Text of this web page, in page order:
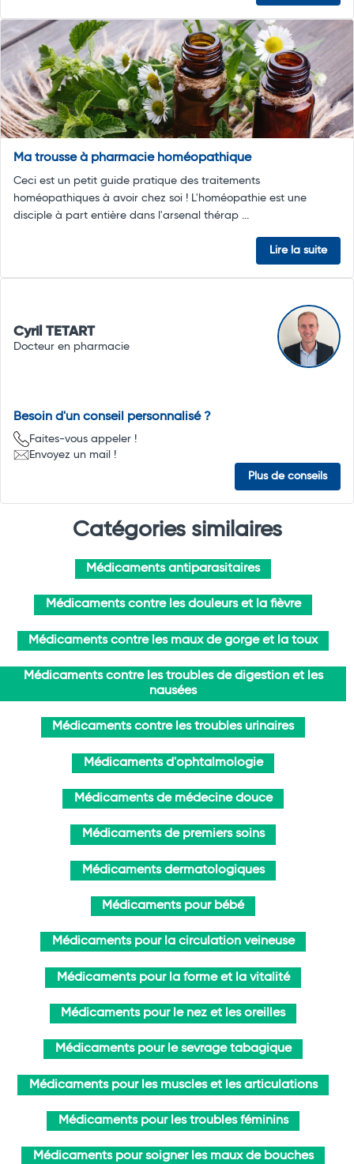
Ma trousse à pharmacie homéopathique
Ceci est un petit guide pratique des traitements
homéopathiques à avoir chez soi ! L'homéopathie est une
disciple à part entière dans l'arsenal thérap ...
Lire la suite
Cyril TETART
Docteur en pharmacie
Besoin d'un conseil personnalisé ?
Faites-vous appeler !
Envoyez un mail !
Plus de conseils
Catégories similaires
Médicaments antiparasitaires
Médicaments contre les douleurs et la fièvre
Médicaments contre les maux de gorge et la toux
Médicaments contre les troubles de digestion et les
nausées
Médicaments contre les troubles urinaires
Médicaments d'ophtalmologie
Médicaments de médecine douce
Médicaments de premiers soins
Médicaments dermatologiques
Médicaments pour bébé
Médicaments pour la circulation veineuse
Médicaments pour la forme et la vitalité
Médicaments pour le nez et les oreilles
Médicaments pour le sevrage tabagique
Médicaments pour les muscles et les articulations
Médicaments pour les troubles féminins
Médicaments pour soigner les maux de bouches